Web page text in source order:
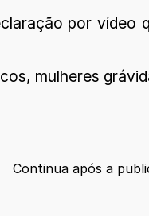
por
mulheres
Continua após a